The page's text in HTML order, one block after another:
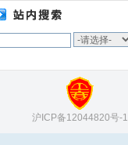
沪ICP备12044820号-1